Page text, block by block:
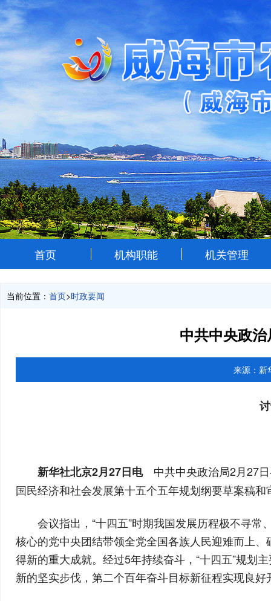
首页 机构职能 机关管理
当前位置： 首页>时政要闻
中共中央政
来源： 新
新华社北京2月27日电中共中央政治局2月27日
国民经济和社会发展第十五个五年规划纲要草案稿
会议指出，“十四五”时期我国发展历程极不寻
核心的党中央团结带领全党全国各族人民迎难而上
得新的重大成就。经过5年持续奋斗，“十四五”规划
新的坚实步伐，第二个百年奋斗目标新征程实现良好